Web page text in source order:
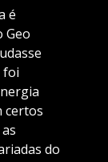
é
Geo
foi
certos
do